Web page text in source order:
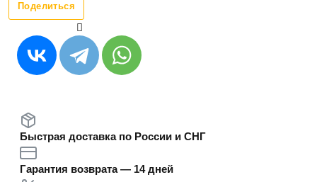
Поделиться
Быстрая доставка по России и СНГ
Гарантия возврата — 14 дней